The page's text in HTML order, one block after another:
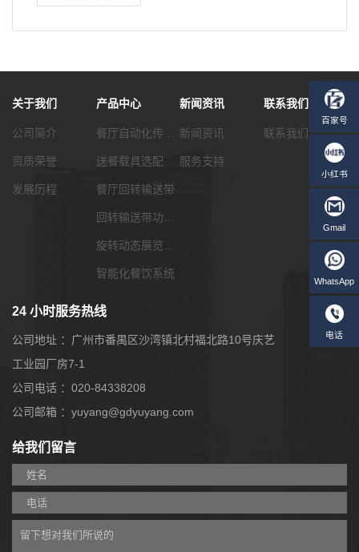
关于我们
公司简介
资质荣誉
发展历程
产品中心
送餐载具选配
餐厅回转输送带
智能化餐饮系统
新闻资讯
新闻资讯
服务支持
联系我们
联系我们
24 小时服务热线
公司地址 ：广州市番禺区沙湾镇北村福北路10号庆艺
工业园厂房7-1
公司电话 ：020-84338208
公司邮箱 ：yuyang@gdyuyang.com
给我们留言